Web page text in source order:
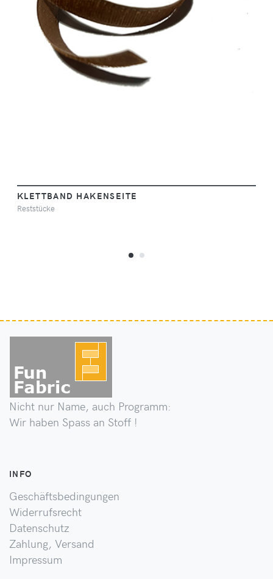
KLETTBAND HAKENSEITE
Reststücke
Nicht nur Name, auch Programm:
Wir haben Spass an Stoff !
INFO
Geschäftsbedingungen
Widerrufsrecht
Datenschutz
Zahlung, Versand
Impressum